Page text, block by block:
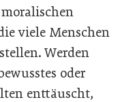
viele Menschen
stellen. Werden
oder
enttäuscht,